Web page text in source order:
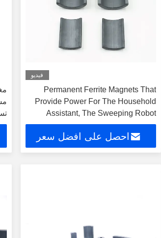
فيديو
Permanent Ferrite Magnets That
Provide Power For The Household
Assistant, The Sweeping Robot
احصل على افضل سعر